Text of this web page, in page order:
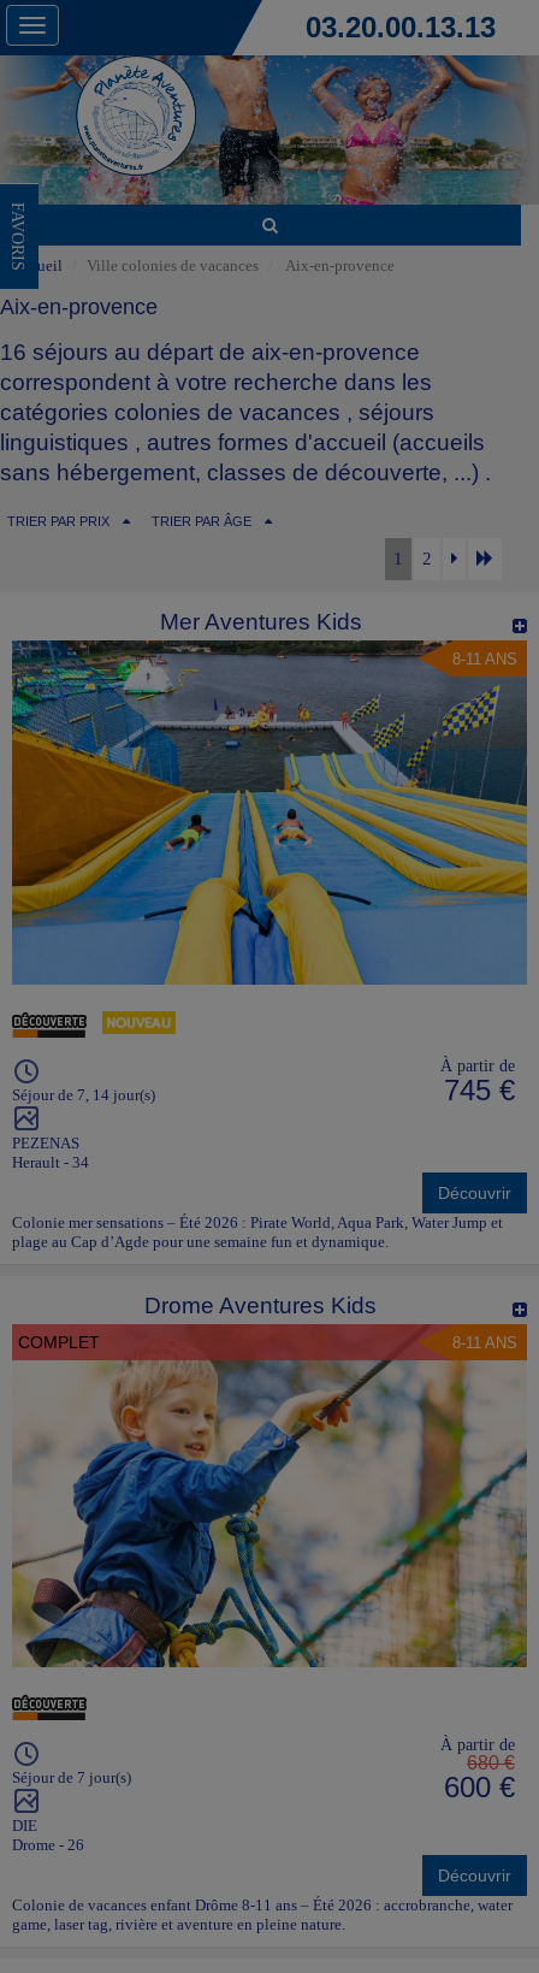
Toggle
navigation
03.20.00.13.13
FAVORIS
Accueil Ville colonies de vacances Aix-en-provence
Aix-en-provence
16 séjours au départ de aix-en-provence
correspondent à votre recherche dans les
catégories colonies de vacances , séjours
linguistiques , autres formes d'accueil (accueils
sans hébergement, classes de découverte, ...) .
TRIER PAR PRIX TRIER PAR ÂGE
1 2
Mer Aventures Kids
8-11 ANS
Séjour de 7, 14 jour(s)
PEZENAS
Herault - 34
À partir de
745 €
Découvrir
Colonie mer sensations – Été 2026 : Pirate World, Aqua Park, Water Jump et
plage au Cap d’Agde pour une semaine fun et dynamique.
Drome Aventures Kids
COMPLET 8-11 ANS
Séjour de 7 jour(s)
DIE
Drome - 26
À partir de
680 €
600 €
Découvrir
Colonie de vacances enfant Drôme 8-11 ans – Été 2026 : accrobranche, water
game, laser tag, rivière et aventure en pleine nature.